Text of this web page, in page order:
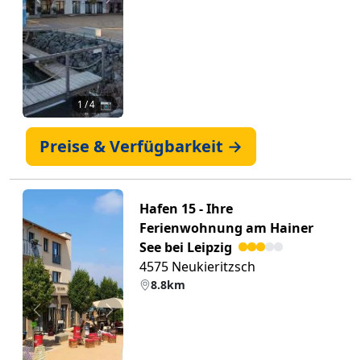
Zurück Weiter
1 / 4 📷
Preise & Verfügbarkeit →
Zurück Weiter
Hafen 15 - Ihre
Ferienwohnung am Hainer
See bei Leipzig
4575 Neukieritzsch
8.8km